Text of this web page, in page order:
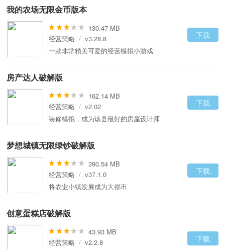
我的农场无限金币版本
130.47 MB
经营策略 / v3.28.8
一款非常精美可爱的经营模拟小游戏
下载
房产达人破解版
162.14 MB
经营策略 / v2.02
装修模拟，成为该县最好的房屋设计师
下载
梦想城镇无限绿钞破解版
390.54 MB
经营策略 / v37.1.0
将农业小镇发展成为大都市
下载
创意蛋糕店破解版
43.93 MB
经营策略 / v2.2.8
下载